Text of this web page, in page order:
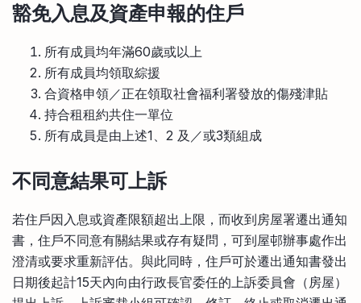
豁免入息及資產申報的住戶
所有成員均年滿60歲或以上
所有成員均領取綜援
合資格申領／正在領取社會福利署發放的傷殘津貼
持合租租約共住一單位
所有成員是由上述1、2 及／或3類組成
不同意結果可上訴
若住戶因入息或資產限額超出上限，而收到房屋署遷出通知
書，住戶不同意有關結果或存有疑問，可到屋邨辦事處作出
澄清或要求重新評估。與此同時，住戶可於遷出通知書發出
日期後起計15天內向由行政長官委任的上訴委員會（房屋）